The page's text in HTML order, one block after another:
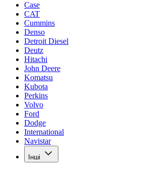
Case
CAT
Cummins
Denso
Detroit Diesel
Deutz
Hitachi
John Deere
Komatsu
Kubota
Perkins
Volvo
Ford
Dodge
International
Navistar
Інші